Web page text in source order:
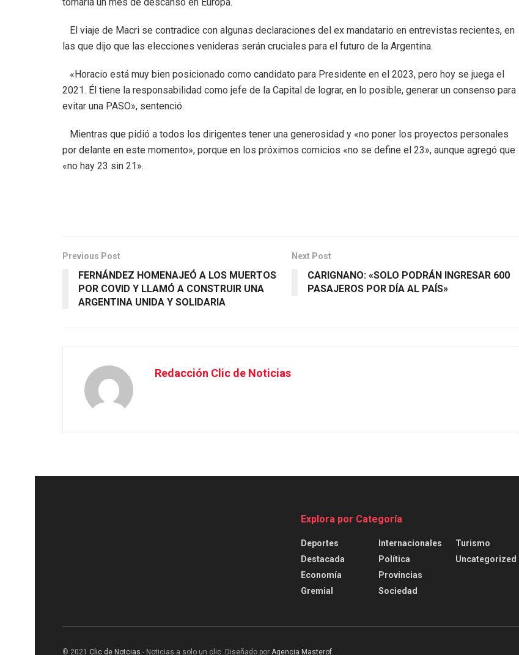
El viaje de Macri se contradice con algunas declaraciones del ex mandatario en entrevistas recientes, en
las que dijo que las elecciones venideras serán cruciales para el futuro de la Argentina.
«Horacio está muy bien posicionado como candidato para Presidente en el 2023, pero hoy se juega el
2021. Él tiene la responsabilidad como jefe de la Capital de lograr, en lo posible, generar un consenso para
evitar una PASO», sentenció.
Mientras que pidió a todos los dirigentes tener una generosidad y «no poner los proyectos personales
por delante en este momento», porque en los próximos comicios «no se define el 23», aunque agregó que
«no hay 23 sin 21».
Previous Post
FERNÁNDEZ HOMENAJEÓ A LOS MUERTOS
POR COVID Y LLAMÓ A CONSTRUIR UNA
ARGENTINA UNIDA Y SOLIDARIA
Next Post
CARIGNANO: «SOLO PODRÁN INGRESAR 600
PASAJEROS POR DÍA AL PAÍS»
Redacción Clic de Noticias
Explora por Categoría
Deportes
Destacada
Economía
Gremial
Internacionales
Política
Provincias
Sociedad
Turismo
Uncategorized
© 2021 Clic de Notcias - Noticias a solo un clic. Diseñado por Agencia Masterof